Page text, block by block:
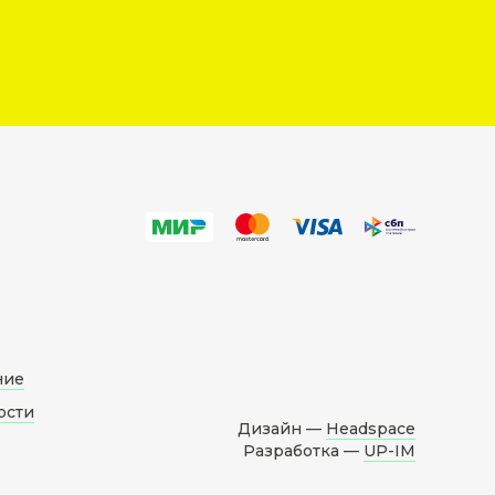
Дизайн — Headspace
Разработка — UP-IM